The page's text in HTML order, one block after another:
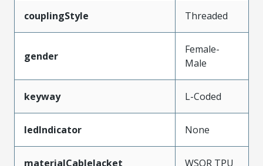
couplingStyle Threaded
gender
Female-
Male
keyway L-Coded
ledIndicator None
materialCableJacket WSOR TPU